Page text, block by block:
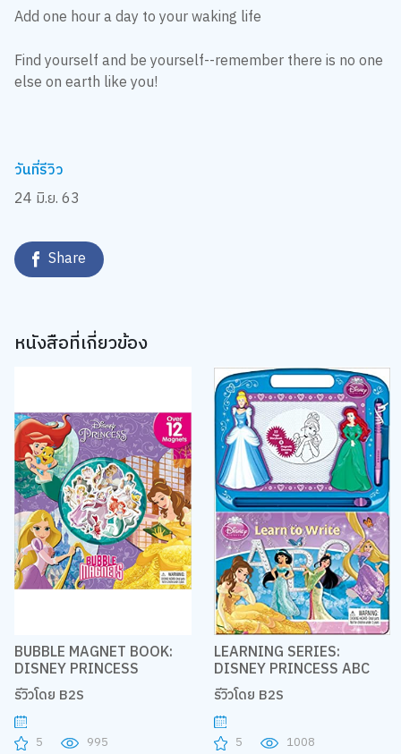
Add one hour a day to your waking life
Find yourself and be yourself--remember there is no one
else on earth like you!
วันที่รีวิว
24 มิ.ย. 63
Share
หนังสือที่เกี่ยวข้อง
BUBBLE MAGNET BOOK:
DISNEY PRINCESS
รีวิวโดย B2S
5 995
LEARNING SERIES:
DISNEY PRINCESS ABC
รีวิวโดย B2S
5 1008